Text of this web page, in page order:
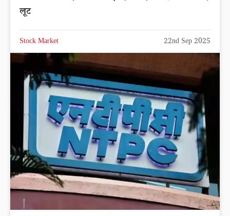
लूट
Stock Market 22nd Sep 2025